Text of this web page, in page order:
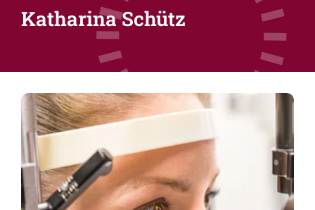
Katharina Schütz